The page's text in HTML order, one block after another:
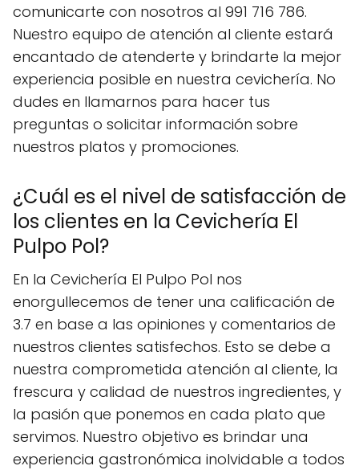
comunicarte con nosotros al 991 716 786.
Nuestro equipo de atención al cliente estará
encantado de atenderte y brindarte la mejor
experiencia posible en nuestra cevichería. No
dudes en llamarnos para hacer tus
preguntas o solicitar información sobre
nuestros platos y promociones.
¿Cuál es el nivel de satisfacción de
los clientes en la Cevichería El
Pulpo Pol?
En la Cevichería El Pulpo Pol nos
enorgullecemos de tener una calificación de
3.7 en base a las opiniones y comentarios de
nuestros clientes satisfechos. Esto se debe a
nuestra comprometida atención al cliente, la
frescura y calidad de nuestros ingredientes, y
la pasión que ponemos en cada plato que
servimos. Nuestro objetivo es brindar una
experiencia gastronómica inolvidable a todos